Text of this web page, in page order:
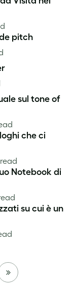
pitch
sul tone of
che ci
Notebook di
su cui è un
LAST
PAGE